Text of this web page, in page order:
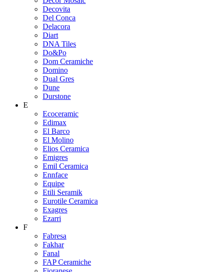
Decovita
Del Conca
Delacora
Diart
DNA Tiles
Do&Po
Dom Ceramiche
Domino
Dual Gres
Dune
Durstone
E
Ecoceramic
Edimax
El Barco
El Molino
Elios Ceramica
Emigres
Emil Ceramica
Ennface
Equipe
Etili Seramik
Eurotile Ceramica
Exagres
Ezarri
F
Fabresa
Fakhar
Fanal
FAP Ceramiche